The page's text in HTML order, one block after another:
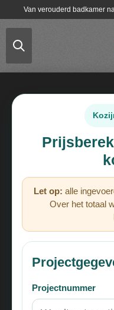
de
Van verouderd badkamer
Let op: alle
Over het totaal
Projectnummer